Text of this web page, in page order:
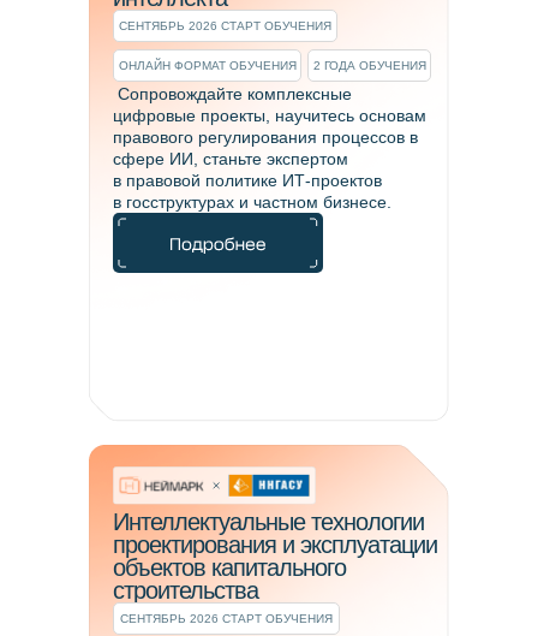
Интеллектуальные технологии
проектирования и эксплуатации
объектов капитального
строительства
СЕНТЯБРЬ 2026 СТАРТ ОБУЧЕНИЯ
ОНЛАЙН ФОРМАТ ОБУЧЕНИЯ 2 ГОДА ОБУЧЕНИЯ
СЕНТЯБРЬ 2026 СТАРТ ОБУЧЕНИЯ
Сопровождайте комплексные
цифровые проекты, научитесь основам
правового регулирования процессов в
сфере ИИ, станьте экспертом
в правовой политике ИТ-проектов
в госструктурах и частном бизнесе.